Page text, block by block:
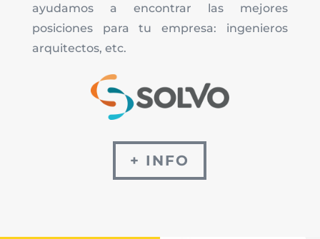
ayudamos a encontrar las mejores
posiciones para tu empresa: ingenieros
arquitectos, etc.
+ INFO